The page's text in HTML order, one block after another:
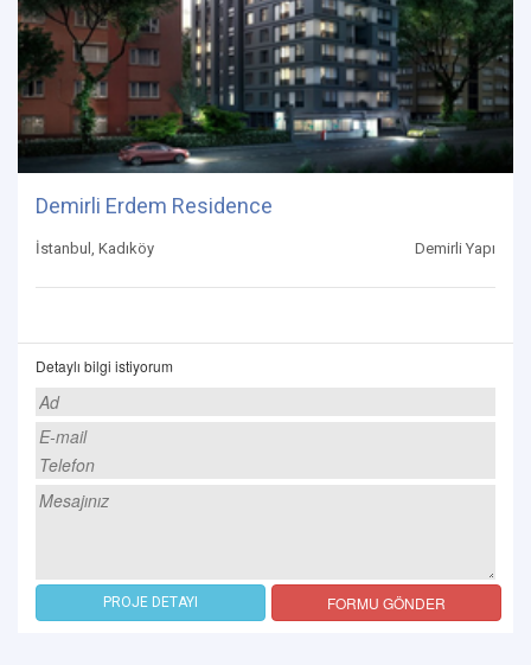
Demirli Erdem Residence
İstanbul, Kadıköy Demirli Yapı
Detaylı bilgi istiyorum
PROJE DETAYI FORMU GÖNDER